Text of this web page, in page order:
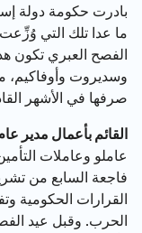
بادرت حكومة دولة
ما عدا تلك التي وُزِّعت
الفصح العبري تكون
وسديروت وأوفاكيم،
صرفها في الأشهر
القائم بأعمال مدير
عاملو وعاملات
فاجعة السابع من
القرارات الحكومية
الحرب. وقبل عيد